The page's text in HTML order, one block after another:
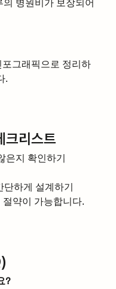
병원비가 보장되어
포그래픽으로 정리하
.
크리스트
은지 확인하기
하게 설계하기
약이 가능합니다.
?